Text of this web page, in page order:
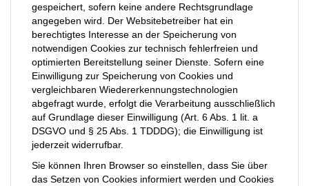
gespeichert, sofern keine andere Rechtsgrundlage
angegeben wird. Der Websitebetreiber hat ein
berechtigtes Interesse an der Speicherung von
notwendigen Cookies zur technisch fehlerfreien und
optimierten Bereitstellung seiner Dienste. Sofern eine
Einwilligung zur Speicherung von Cookies und
vergleichbaren Wiedererkennungstechnologien
abgefragt wurde, erfolgt die Verarbeitung ausschließlich
auf Grundlage dieser Einwilligung (Art. 6 Abs. 1 lit. a
DSGVO und § 25 Abs. 1 TDDDG); die Einwilligung ist
jederzeit widerrufbar.
Sie können Ihren Browser so einstellen, dass Sie über
das Setzen von Cookies informiert werden und Cookies